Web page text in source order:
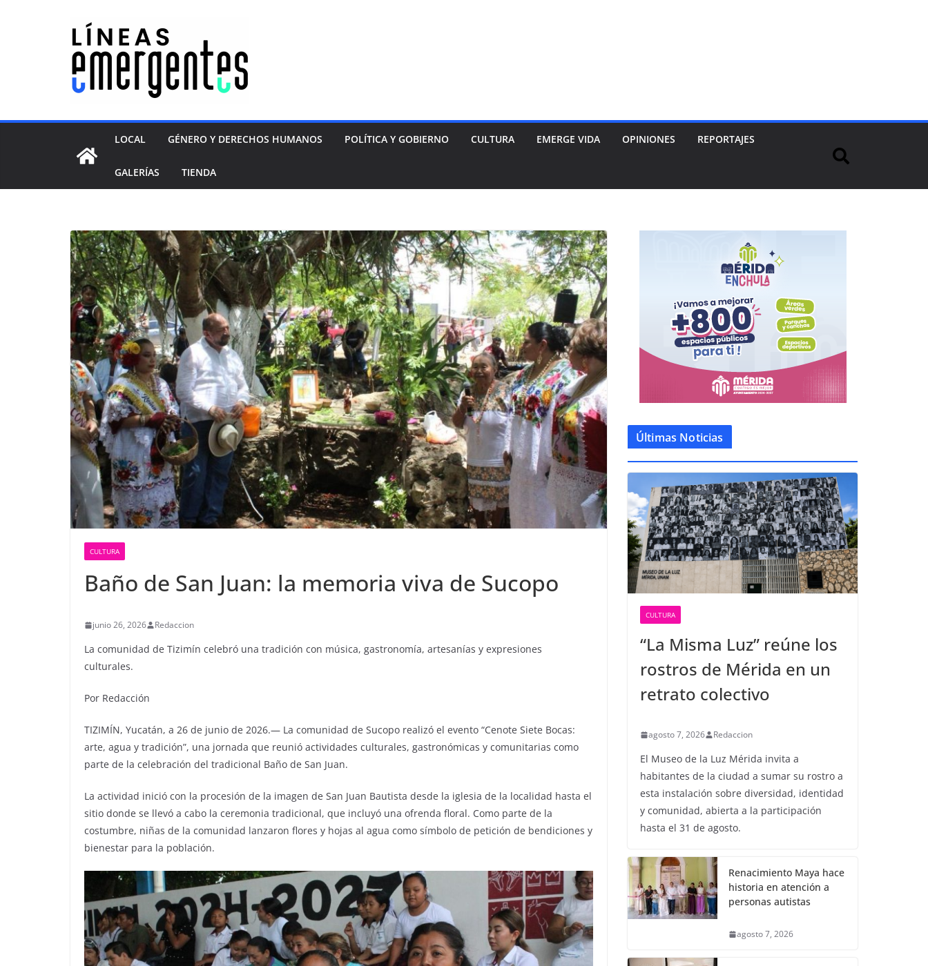
LOCAL GÉNERO Y DERECHOS HUMANOS POLÍTICA Y GOBIERNO CULTURA EMERGE VIDA OPINIONES REPORTAJES
GALERÍAS TIENDA
CULTURA
Baño de San Juan: la memoria viva de Sucopo
junio 26, 2026 Redaccion
La comunidad de Tizimín celebró una tradición con música, gastronomía, artesanías y expresiones
culturales.
Por Redacción
TIZIMÍN, Yucatán, a 26 de junio de 2026.— La comunidad de Sucopo realizó el evento “Cenote Siete Bocas:
arte, agua y tradición”, una jornada que reunió actividades culturales, gastronómicas y comunitarias como
parte de la celebración del tradicional Baño de San Juan.
La actividad inició con la procesión de la imagen de San Juan Bautista desde la iglesia de la localidad hasta el
sitio donde se llevó a cabo la ceremonia tradicional, que incluyó una ofrenda floral. Como parte de la
costumbre, niñas de la comunidad lanzaron flores y hojas al agua como símbolo de petición de bendiciones y
bienestar para la población.
Últimas Noticias
CULTURA
“La Misma Luz” reúne los
rostros de Mérida en un
retrato colectivo
agosto 7, 2026 Redaccion
El Museo de la Luz Mérida invita a
habitantes de la ciudad a sumar su rostro a
esta instalación sobre diversidad, identidad
y comunidad, abierta a la participación
hasta el 31 de agosto.
Renacimiento Maya hace
historia en atención a
personas autistas
agosto 7, 2026